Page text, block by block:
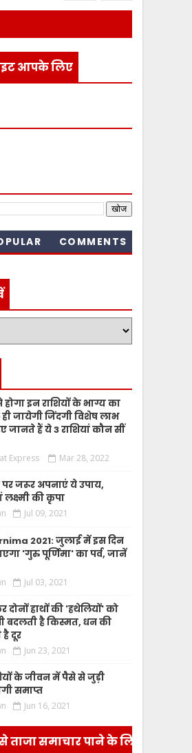
आपके लिए
COMMENTS
होगा इन राशियों के भाग्य का
जायेगी जिंदगी विशेष लाभ
जानते हैं ये 3 राशियां कौन सीं
Express Mar 28, 2022
पर जरूर अपनाएं ये उपाय,
लक्ष्मी की कृपा
Jul 09, 2021
2021: जुलाई में इस दिन
'गुरु पूर्णिमा' का पर्व, जानें
Jul 03, 2021
दोनों हाथों की 'हथेलियों' को
बदलती है किस्मत, धन की
है दूर
Jun 23, 2021
के जीवन में पैसे से जुड़ी
समाप्त
Jun 16, 2021
ताजा समाचार पाने के लिए